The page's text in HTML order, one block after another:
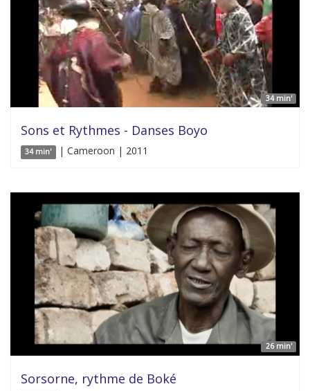
34 min'
Sons et Rythmes - Danses Boyo
34 min' | Cameroon | 2011
26 min'
Sorsorne, rythme de Boké